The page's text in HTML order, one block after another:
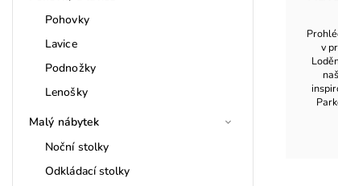
Pohovky
Lavice
Podnožky
Lenošky
Malý nábytek
Noční stolky
Odkládací stolky
v